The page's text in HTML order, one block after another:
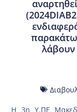
λάβουν
Η 3η Υ.ΠΕ